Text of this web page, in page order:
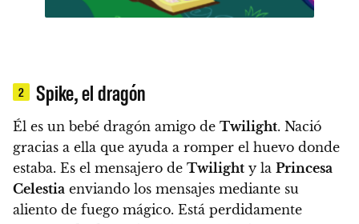
2 Spike, el dragón
Él es un bebé dragón amigo de Twilight. Nació
gracias a ella que ayuda a romper el huevo donde
estaba. Es el mensajero de Twilight y la Princesa
Celestia enviando los mensajes mediante su
aliento de fuego mágico. Está perdidamente